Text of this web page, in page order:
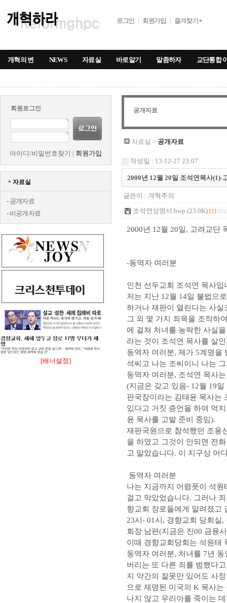
로그인 회원가입 즐겨찾기+
개혁의 변 NEWS 자료실 바로알기 말좀하자 교단통합
회원로그인
아이디/비밀번호찾기 | 회원가입
자료실
- 공개자료
- 비공개자료
[배너설정]
공개자료
자료실 > 공개자료
작성일 : 13-12-27 23:07
2000년 12월 20일 조석연목사(1)-
글쓴이 : 개혁주의
조석연성명서.hwp (23.0K) [1]
2000년 12월 20일, 고려교단
-동역자 여러분
인천 선두교회 조석연 목사입
저는 지난 12월 14일 불법으
하거나 재판이 열린다는 사
그 외 몇 가지 죄목을 조작하
에 걸쳐 처녀를 농락한 사실
라는 것이 조석연 목사를 살
동역자 여러분, 제가 5계명을
석씨고 나는 조씨이니 나는
동역자 여러분, 조석연 목사
(지금은 갖고 있음- 12월 19
판국장이라는 김태윤 목사는
있다고 거짓 증언을 하여 억
윤 목사를 고발 준비 중임).
재판국원으로 참석했던 조용
을 하였고 그것이 안되면 전
고 말았습니다. 이 지구상 어
동역자 여러분
나는 지금까지 어렴풋이 석
걸고 막았었습니다. 그러나
향교회 장로들에게 알려졌고
23시- 01시, 경향교회 당회실
회장 남편(지금은 진00 금융
이때 경향교회당회는 석원태
동역자 여러분, 처녀를 7년
버리는 또 다른 죄를 범했다
지 약간의 잘못만 있어도 사
으로 제명된 미국의 K 목사
나지 않고 우리아를 죽이는